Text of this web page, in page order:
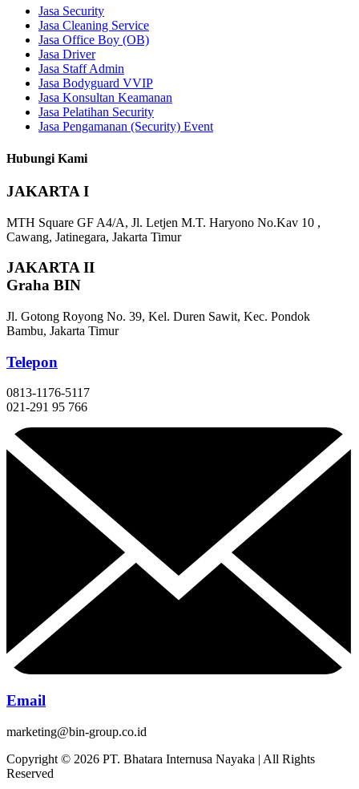
Jasa Security
Jasa Cleaning Service
Jasa Office Boy (OB)
Jasa Driver
Jasa Staff Admin
Jasa Bodyguard VVIP
Jasa Konsultan Keamanan
Jasa Pelatihan Security
Jasa Pengamanan (Security) Event
Hubungi Kami
JAKARTA I
MTH Square GF A4/A, Jl. Letjen M.T. Haryono No.Kav 10 ,
Cawang, Jatinegara, Jakarta Timur
JAKARTA II
Graha BIN
Jl. Gotong Royong No. 39, Kel. Duren Sawit, Kec. Pondok
Bambu, Jakarta Timur
Telepon
0813-1176-5117
021-291 95 766
Email
marketing@bin-group.co.id
Copyright © 2026 PT. Bhatara Internusa Nayaka | All Rights
Reserved